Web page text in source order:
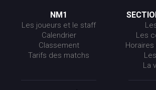
NM1
Les joueurs et le staff
Calendrier
Classement
Tarifs des matchs
Les
La